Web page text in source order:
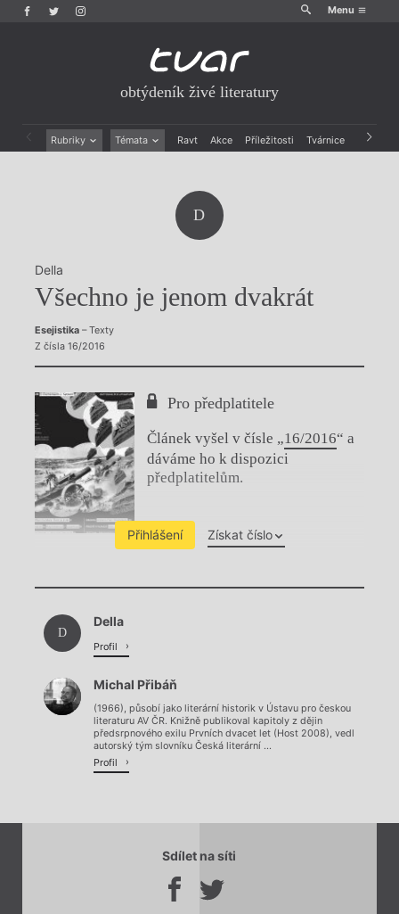
Menu
obtýdeník živé literatury
Rubriky Témata Ravt Akce Příležitosti Tvárnice Archiv
D
Della
Všechno je jenom dvakrát
Esejistika– Texty
Z čísla 16/2016
Pro předplatitele
Článek vyšel v čísle „16/2016“ a
dáváme ho k dispozici
předplatitelům.
Přihlášení Získat číslo
Chviličku.
D
Della
Profil
Michal Přibáň
(1966), působí jako literární historik v Ústavu pro českou
literaturu AV ČR. Knižně publikoval kapitoly z dějin
předsrpnového exilu Prvních dvacet let (Host 2008), vedl
autorský tým slovníku Česká literární ...
Profil
Sdílet na síti